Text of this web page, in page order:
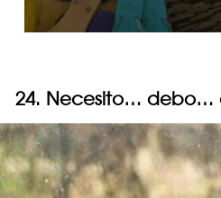
24. Necesito… debo…